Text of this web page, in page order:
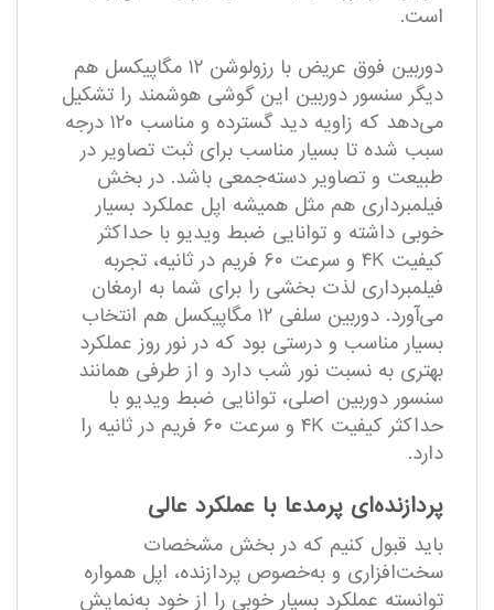
است.
دوربین فوق عریض با رزولوشن ۱۲ مگاپیکسل هم
دیگر سنسور دوربین این گوشی هوشمند را تشکیل
می‌دهد که زاویه دید گسترده و مناسب ۱۲۰ درجه
سبب شده تا بسیار مناسب برای ثبت تصاویر در
طبیعت و تصاویر دسته‌جمعی باشد. در بخش
فیلمبرداری هم مثل همیشه اپل عملکرد بسیار
خوبی داشته و توانایی ضبط ویدیو با حداکثر
کیفیت ۴K و سرعت ۶۰ فریم در ثانیه، تجربه
فیلمبرداری لذت بخشی را برای شما به ارمغان
می‌آورد. دوربین سلفی ۱۲ مگاپیکسل هم انتخاب
بسیار مناسب و درستی بود که در نور روز عملکرد
بهتری به نسبت نور شب دارد و از طرفی همانند
سنسور دوربین اصلی، توانایی ضبط ویدیو با
حداکثر کیفیت ۴K و سرعت ۶۰ فریم در ثانیه را
دارد.
پردازنده‌ای پرمدعا با عملکرد عالی
باید قبول کنیم که در بخش مشخصات
سخت‌افزاری و به‌خصوص پردازنده، اپل همواره
توانسته عملکرد بسیار خوبی را از خود به‌نمایش